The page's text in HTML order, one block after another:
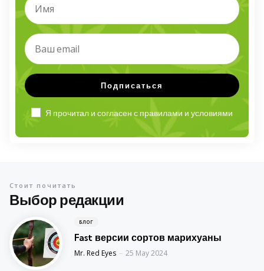
Я прочитал и согласен с правилами и условиями
Выбор редакции
Стоит почитать
БЛОГ
Fast версии сортов марихуаны
Posted
Mr. Red Eyes 25 May 2024